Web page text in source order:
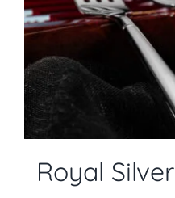
Royal Silver